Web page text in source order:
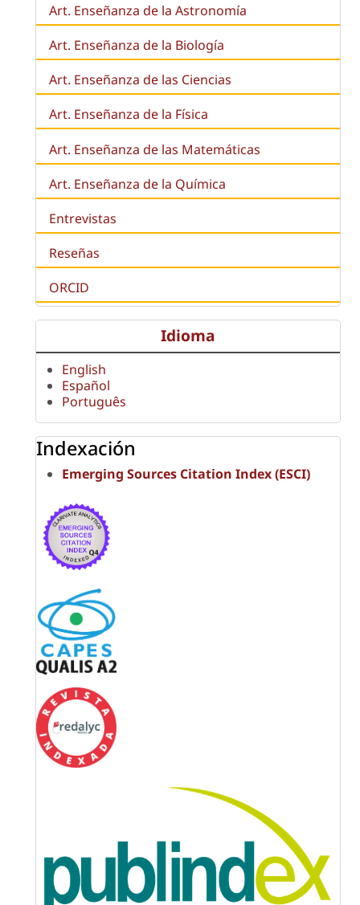
Art. Enseñanza de la Astronomía
Art. Enseñanza de la Biología
Art. Enseñanza de las Ciencias
Art. Enseñanza de la Física
Art. Enseñanza de las Matemáticas
Art. Enseñanza de la Química
Entrevistas
Reseñas
ORCID
Idioma
English
Español
Português
Indexación
Emerging Sources Citation Index (ESCI)